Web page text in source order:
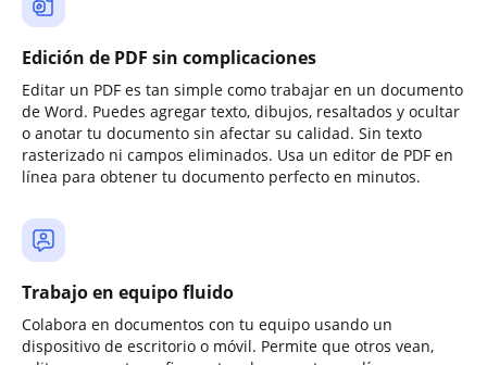
Edición de PDF sin complicaciones
Editar un PDF es tan simple como trabajar en un documento
de Word. Puedes agregar texto, dibujos, resaltados y ocultar
o anotar tu documento sin afectar su calidad. Sin texto
rasterizado ni campos eliminados. Usa un editor de PDF en
línea para obtener tu documento perfecto en minutos.
Trabajo en equipo fluido
Colabora en documentos con tu equipo usando un
dispositivo de escritorio o móvil. Permite que otros vean,